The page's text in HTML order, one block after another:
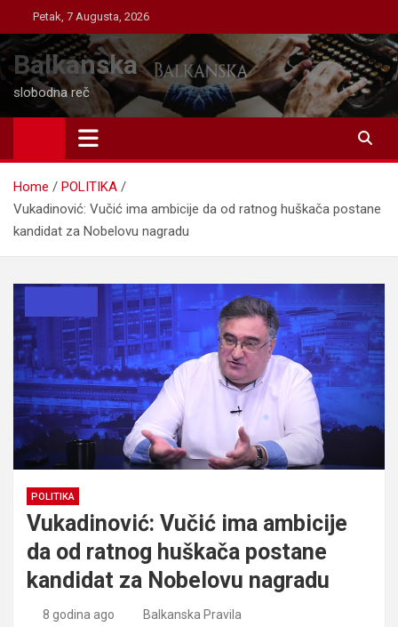
to
content
Petak, 7 Augusta, 2026
Balkanska
slobodna reč
Home
POLITIKA
Vukadinović: Vučić ima ambicije da od ratnog huškača postane
kandidat za Nobelovu nagradu
POLITIKA
Vukadinović: Vučić ima ambicije
da od ratnog huškača postane
kandidat za Nobelovu nagradu
8 godina ago Balkanska Pravila